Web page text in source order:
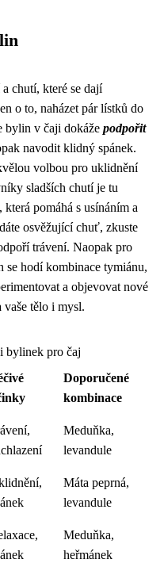
chutí, které se dají
o to, naházet pár lístků do
bylin v čaji dokáže podpořit
navodit klidný spánek.
volbou pro uklidnění
sladších chutí je tu
, která pomáhá s usínáním a
osvěžující chuť, zkuste
trávení. Naopak pro
hodí kombinace tymiánu,
a objevovat nové
tělo i mysl.
bylinek pro čaj
Doporučené
kombinace
Meduňka,
levandule
Máta peprná,
levandule
Meduňka,
heřmánek